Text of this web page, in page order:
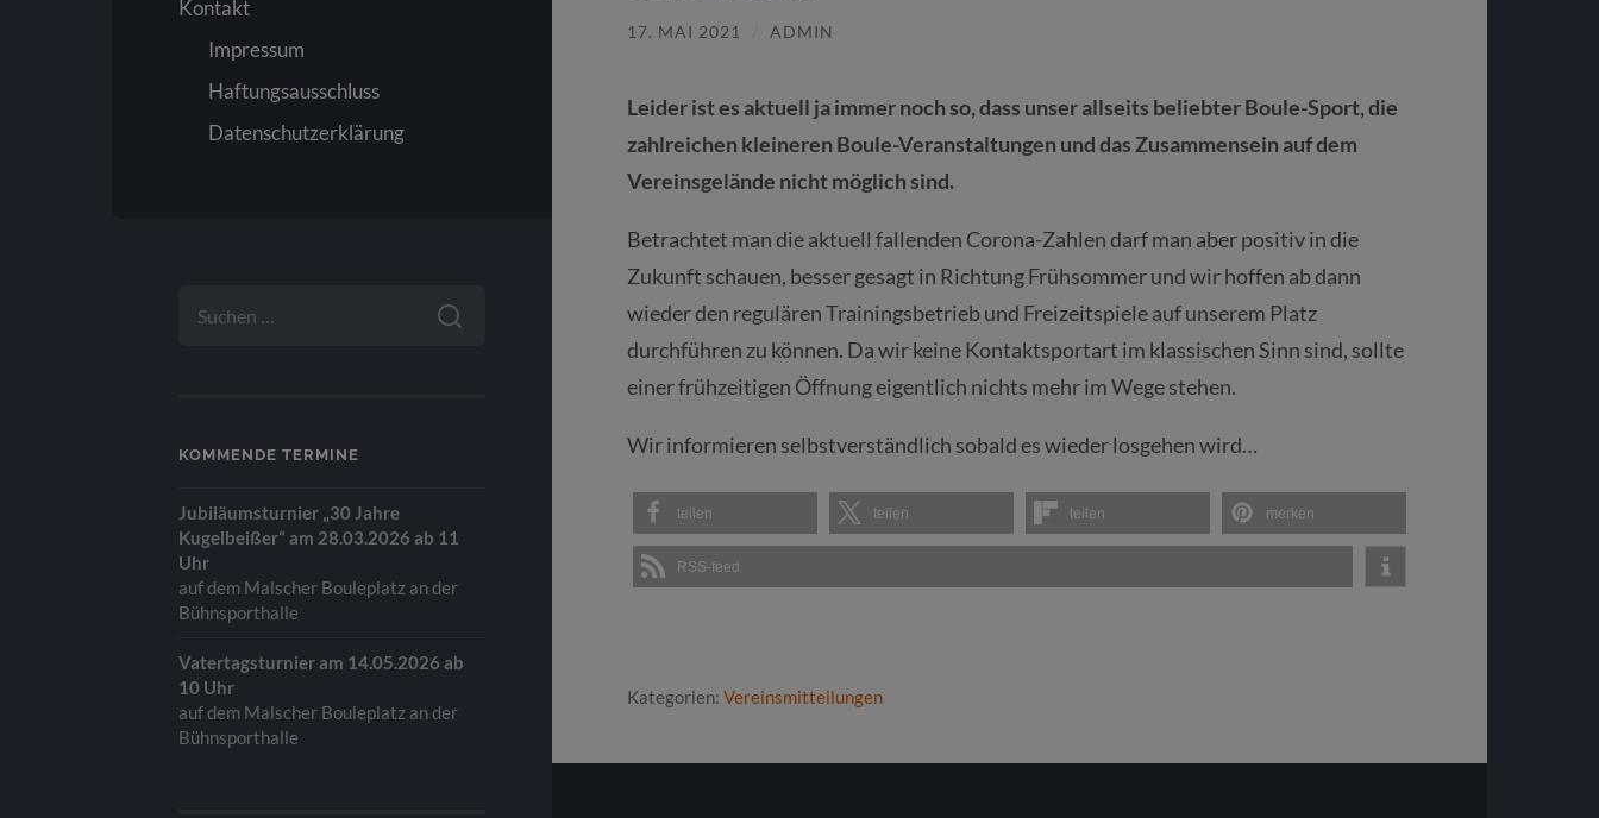
Kontakt
Impressum
Haftungsausschluss
Datenschutzerklärung
NACH:
KOMMENDE TERMINE
Jubiläumsturnier „30 Jahre
Kugelbeißer“ am 28.03.2026 ab 11
Uhr
auf dem Malscher Bouleplatz an der
Bühnsporthalle
Vatertagsturnier am 14.05.2026 ab
10 Uhr
auf dem Malscher Bouleplatz an der
Bühnsporthalle
17. MAI 2021 ADMIN
Leider ist es aktuell ja immer noch so, dass unser allseits beliebter Boule-Sport, die
zahlreichen kleineren Boule-Veranstaltungen und das Zusammensein auf dem
Vereinsgelände nicht möglich sind.
Betrachtet man die aktuell fallenden Corona-Zahlen darf man aber positiv in die
Zukunft schauen, besser gesagt in Richtung Frühsommer und wir hoffen ab dann
wieder den regulären Trainingsbetrieb und Freizeitspiele auf unserem Platz
durchführen zu können. Da wir keine Kontaktsportart im klassischen Sinn sind, sollte
einer frühzeitigen Öffnung eigentlich nichts mehr im Wege stehen.
Wir informieren selbstverständlich sobald es wieder losgehen wird…
teilen teilen teilen merken
RSS-feed
Kategorien: Vereinsmitteilungen